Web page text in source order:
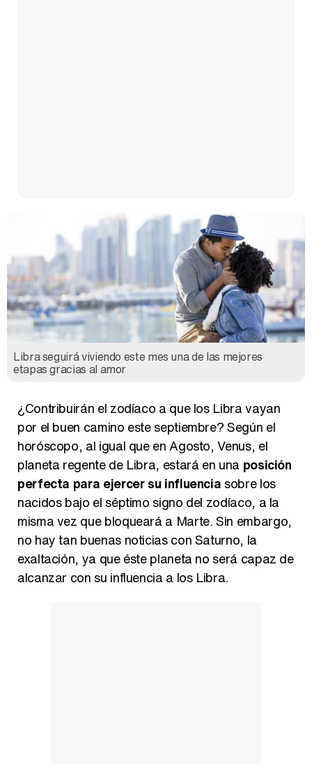
Libra seguirá viviendo este mes una de las mejores
etapas gracias al amor
¿Contribuirán el zodíaco a que los Libra vayan
por el buen camino este septiembre? Según el
horóscopo, al igual que en Agosto, Venus, el
planeta regente de Libra, estará en una posición
perfecta para ejercer su influencia sobre los
nacidos bajo el séptimo signo del zodíaco, a la
misma vez que bloqueará a Marte. Sin embargo,
no hay tan buenas noticias con Saturno, la
exaltación, ya que éste planeta no será capaz de
alcanzar con su influencia a los Libra.